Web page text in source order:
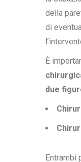
della
di
È
due
Entrambi